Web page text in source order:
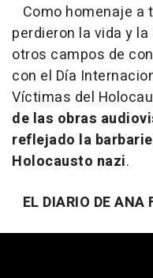
Como homenaje a
perdieron la vida y
otros campos de
con el Día
Víctimas del
de las obras
reflejado la
Holocausto nazi.
EL DIARIO DE